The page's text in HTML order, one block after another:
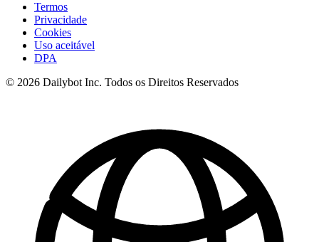
Termos
Privacidade
Cookies
Uso aceitável
DPA
© 2026 Dailybot Inc. Todos os Direitos Reservados